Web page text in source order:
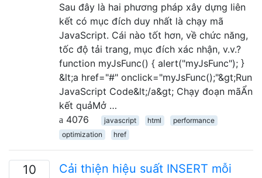
Sau đây là hai phương pháp xây dựng liên
kết có mục đích duy nhất là chạy mã
JavaScript. Cái nào tốt hơn, về chức năng,
tốc độ tải trang, mục đích xác nhận, v.v.?
function myJsFunc() { alert("myJsFunc"); }
&lt;a href="#" onclick="myJsFunc();"&gt;Run
JavaScript Code&lt;/a&gt; Chạy đoạn mãẨn
kết quảMở …
4076
javascript html
performance
optimization
href
10
Cải thiện hiệu suất INSERT mỗi